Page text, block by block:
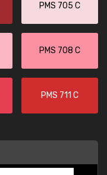
PMS 705 C
PMS 708 C
PMS 711 C